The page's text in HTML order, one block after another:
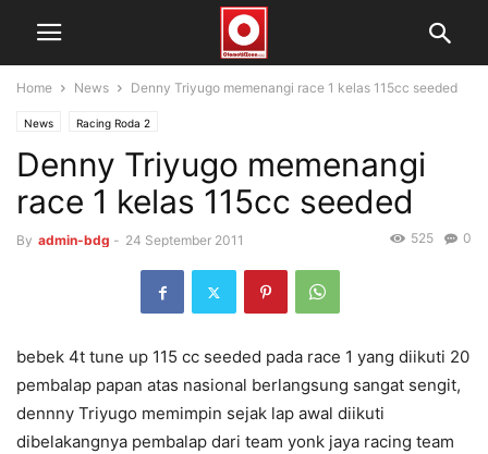
Home News Denny Triyugo memenangi race 1 kelas 115cc seeded
News Racing Roda 2
Denny Triyugo memenangi
race 1 kelas 115cc seeded
By admin-bdg - 24 September 2011 0
525
bebek 4t tune up 115 cc seeded pada race 1 yang diikuti 20
pembalap papan atas nasional berlangsung sangat sengit,
dennny Triyugo memimpin sejak lap awal diikuti
dibelakangnya pembalap dari team yonk jaya racing team